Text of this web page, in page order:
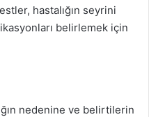
hastalığın seyrini
belirlemek için
nedenine ve belirtilerin